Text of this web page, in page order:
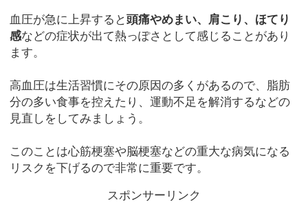
血圧が急に上昇すると頭痛やめまい、肩こり、ほてり
感などの症状が出て熱っぽさとして感じることがあり
ます。
高血圧は生活習慣にその原因の多くがあるので、脂肪
分の多い食事を控えたり、運動不足を解消するなどの
見直しをしてみましょう。
このことは心筋梗塞や脳梗塞などの重大な病気になる
リスクを下げるので非常に重要です。
スポンサーリンク